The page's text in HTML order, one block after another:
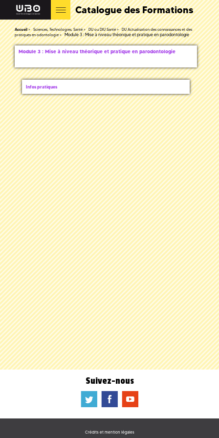
Catalogue des Formations
Accueil Sciences, Technologies, Santé DU ou DIU Santé
DU Actualisation des connaissances et des
pratiques en odontologie
Module 3 : Mise à niveau théorique et pratique en parodontologie
Module 3 : Mise à niveau théorique et pratique en parodontologie
Infos pratiques
Suivez-nous
a b f
Crédits et mention légales